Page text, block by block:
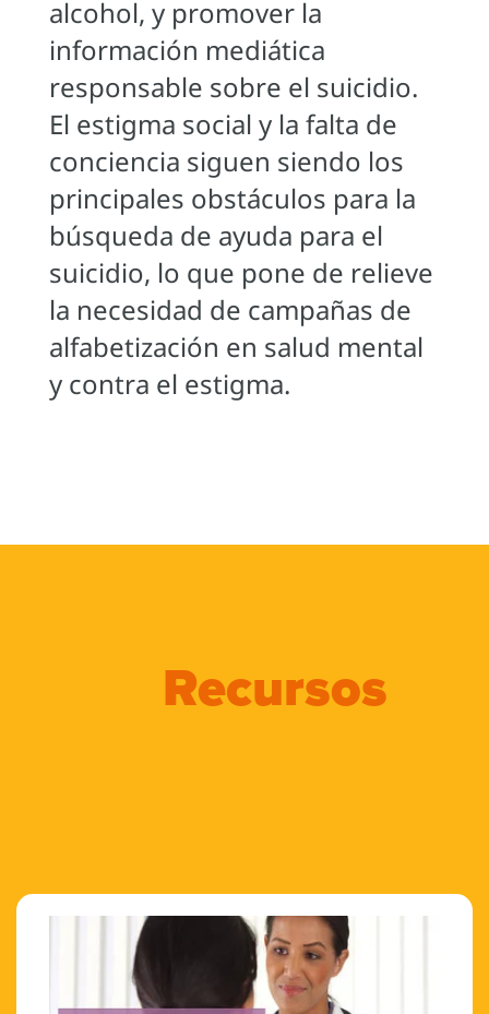
alcohol, y promover la
información mediática
responsable sobre el suicidio.
El estigma social y la falta de
conciencia siguen siendo los
principales obstáculos para la
búsqueda de ayuda para el
suicidio, lo que pone de relieve
la necesidad de campañas de
alfabetización en salud mental
y contra el estigma.
Recursos
Previous